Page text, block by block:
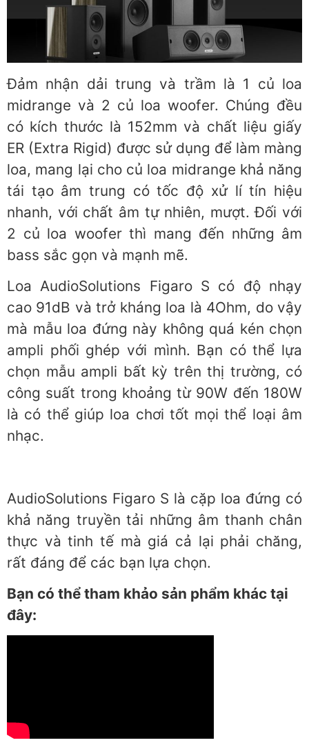
Đảm nhận dải trung và trầm là 1 củ loa
midrange và 2 củ loa woofer. Chúng đều
có kích thước là 152mm và chất liệu giấy
ER (Extra Rigid) được sử dụng để làm màng
loa, mang lại cho củ loa midrange khả năng
tái tạo âm trung có tốc độ xử lí tín hiệu
nhanh, với chất âm tự nhiên, mượt. Đối với
2 củ loa woofer thì mang đến những âm
bass sắc gọn và mạnh mẽ.
Loa AudioSolutions Figaro S có độ nhạy
cao 91dB và trở kháng loa là 4Ohm, do vậy
mà mẫu loa đứng này không quá kén chọn
ampli phối ghép với mình. Bạn có thể lựa
chọn mẫu ampli bất kỳ trên thị trường, có
công suất trong khoảng từ 90W đến 180W
là có thể giúp loa chơi tốt mọi thể loại âm
nhạc.
AudioSolutions Figaro S là cặp loa đứng có
khả năng truyền tải những âm thanh chân
thực và tinh tế mà giá cả lại phải chăng,
rất đáng để các bạn lựa chọn.
Bạn có thể tham khảo sản phẩm khác tại
đây: